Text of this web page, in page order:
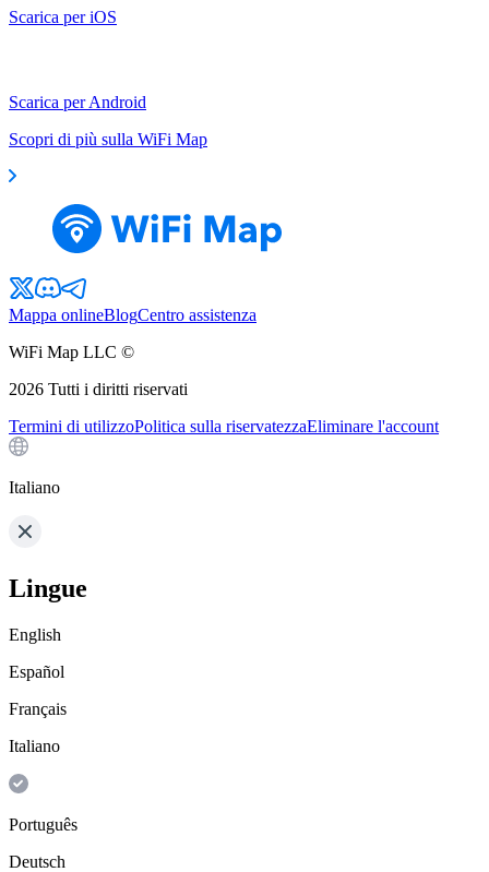
Scarica per iOS
Scarica per Android
Scopri di più sulla WiFi Map
Mappa onlineBlogCentro assistenza
WiFi Map LLC ©
2026 Tutti i diritti riservati
Termini di utilizzoPolitica sulla riservatezzaEliminare l'account
Italiano
Lingue
English
Español
Français
Italiano
Português
Deutsch